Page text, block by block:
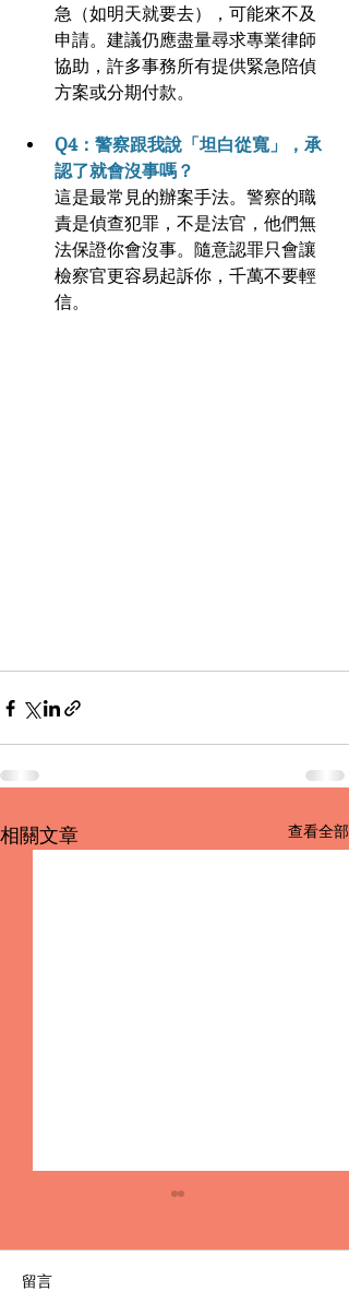
急（如明天就要去），可能來不及
申請。建議仍應盡量尋求專業律師
協助，許多事務所有提供緊急陪偵
方案或分期付款。
Q4：警察跟我說「坦白從寬」，承
認了就會沒事嗎？
這是最常見的辦案手法。警察的職
責是偵查犯罪，不是法官，他們無
法保證你會沒事。隨意認罪只會讓
檢察官更容易起訴你，千萬不要輕
信。
相關文章 查看全部
留言